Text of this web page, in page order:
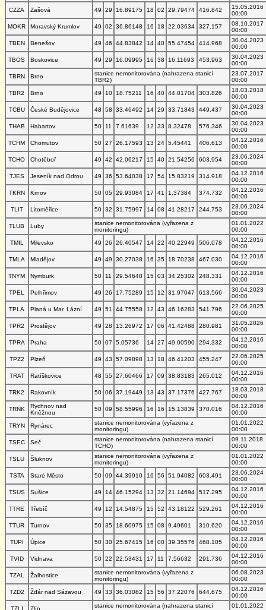
CZZA Zašová 49 29 16.89175 18 02 29.79474 416.842
15.05.2016
00:00
MOKR
Moravský Krumlov 49 02 36.86148 16 18 22.03634 327.157
08.10.2017
00:00
TBEN
Benešov 49 46 44.83842 14 40 55.47454 414.968
30.04.2023
00:00
TBOS
Boskovice 49 29 16.09995 16 38 16.11693 453.963
30.04.2023
00:00
TBRN
Brno
stanice nemonitorována (nahrazena stanicí
TBR2)
23.07.2017
00:00
TBR2
Brno 49 10 18.75211 16 40 44.01704 303.826
18.03.2018
00:00
TCBU
České Budějovice 48 58 33.46492 14 29 33.71843 449.437
30.04.2023
00:00
THAB
Habartov 50 11 7.61639 12 33 8.32478 576.346
30.04.2023
00:00
TCHM
Chomutov 50 27 26.17593 13 24 5.45441 406.613
04.12.2016
00:00
TCHO
Chotěboř 49 42 42.06217 15 40 21.54256 603.954
23.06.2024
00:00
TJES
Jeseník nad Odrou 49 36 53.64038 17 54 15.83219 314.918
04.12.2016
00:00
TKRN
Krnov 50 05 29.93084 17 41 1.37384 374.732
04.12.2016
00:00
TLIT
Litoměřice 50 32 31.75997 14 08 41.28217 244.753
23.06.2024
00:00
TLUB
Luby
stanice nemonitorována (vyřazena z
monitoringu)
01.01.2022
00:00
TMIL
Milevsko 49 26 26.40547 14 22 40.22949 506.078
04.12.2016
00:00
TMLA
Mladějov 49 49 30.27038 16 35 18.70238 467.030
04.12.2016
00:00
TNYM
Nymburk 50 11 29.54648 15 03 34.25302 248.331
04.12.2016
00:00
TPEL
Pelhřimov 49 26 17.75289 15 12 31.97047 613.566
30.04.2023
00:00
TPLA
Planá u Mar. Lázní 49 51 44.75558 12 43 46.16283 541.796
22.06.2025
00:00
TPR2
Prostějov 49 28 13.26972 17 06 41.42488 280.981
31.05.2026
00:00
TPRA
Praha 50 07 5.05736 14 27 49.00590 294.332
04.12.2016
00:00
TPZ2
Plzeň 49 43 57.09898 13 18 46.41203 455.247
22.06.2025
00:00
TRAT
Ratíškovice 48 55 27.60466 17 09 38.83183 265.012
04.12.2016
00:00
TRK2
Rakovník 50 06 37.19449 13 43 37.17376 427.767
18.03.2018
00:00
TRNK
Rychnov nad
Kněžnou
50 09 58.55996 16 16 15.13839 370.016
04.12.2016
00:00
TRYN
Rynárec
stanice nemonitorována (vyřazena z
monitoringu)
01.01.2022
00:00
TSEC
Seč
stanice nemonitorována (nahrazena stanicí
TCHO)
09.11.2018
00:00
TSLU
Šluknov
stanice nemonitorována (vyřazena z
monitoringu)
01.01.2022
00:00
TSTA
Staré Město 50 09 44.39910 16 56 51.94082 603.491
23.06.2024
00:00
TSUS
Sušice 49 14 46.15294 13 32 21.14694 517.295
04.12.2016
00:00
TTRE
Třebíč 49 12 14.54875 15 52 43.18122 529.261
04.12.2016
00:00
TTUR
Turnov 50 35 18.60975 15 08 9.49601 310.620
04.12.2016
00:00
TUPI
Úpice 50 30 25.67415 16 00 39.35576 468.105
04.12.2016
00:00
TVID
Vidnava 50 22 22.53431 17 11 7.56632 291.736
04.12.2016
00:00
TZAL
Žalhostice
stanice nemonitorována (vyřazena z
monitoringu)
06.08.2023
00:00
TZD2
Žďár nad Sázavou 49 33 36.03082 15 56 37.22076 644.675
04.12.2016
00:00
TZLI
Zlín
stanice nemonitorována (nahrazena stanicí
01.01.2022